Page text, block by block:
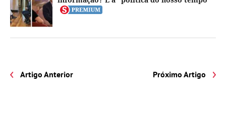
Artigo Anterior Próximo Artigo